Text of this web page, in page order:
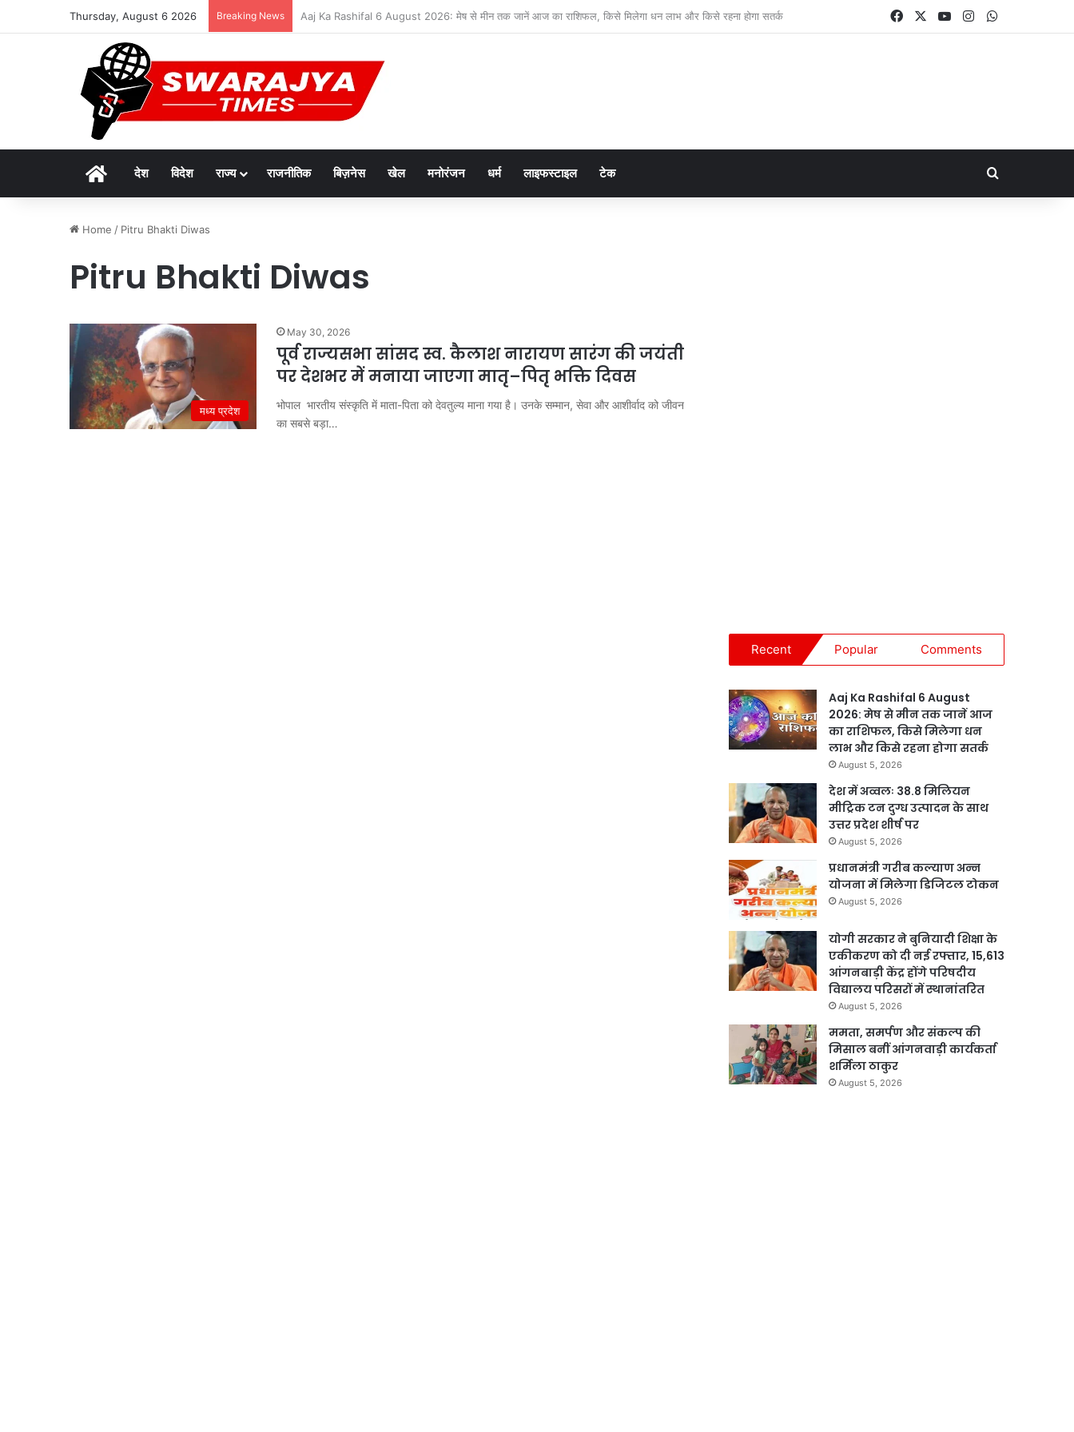
Thursday, August 6 2026 Breaking News देश में अव्वलः 38.8 मिलियन मीट्रिक टन दुग्ध उत्पादन के साथ उत्तर प्रदेश शीर्ष पर FacebookYouTubeInstagram
Homeदेश विदेश राज्य राजनीतिक बिज़नेस खेल मनोरंजन धर्म लाइफस्टाइल टेक Search for
Home / Pitru Bhakti Diwas
Pitru Bhakti Diwas
मध्य प्रदेश
May 30, 2026
पूर्व राज्यसभा सांसद स्व. कैलाश नारायण सारंग की जयंती
पर देशभर में मनाया जाएगा मातृ–पितृ भक्ति दिवस
भोपाल भारतीय संस्कृति में माता-पिता को देवतुल्य माना गया है। उनके सम्मान, सेवा और आशीर्वाद को जीवन
का सबसे बड़ा…
Recent Popular Comments
Aaj Ka Rashifal 6 August
2026: मेष से मीन तक जानें आज
का राशिफल, किसे मिलेगा धन
लाभ और किसे रहना होगा सतर्क
August 5, 2026
देश में अव्वलः 38.8 मिलियन
मीट्रिक टन दुग्ध उत्पादन के साथ
उत्तर प्रदेश शीर्ष पर
August 5, 2026
प्रधानमंत्री गरीब कल्याण अन्न
योजना में मिलेगा डिजिटल टोकन
August 5, 2026
योगी सरकार ने बुनियादी शिक्षा के
एकीकरण को दी नई रफ्तार, 15,613
आंगनबाड़ी केंद्र होंगे परिषदीय
विद्यालय परिसरों में स्थानांतरित
August 5, 2026
ममता, समर्पण और संकल्प की
मिसाल बनीं आंगनवाड़ी कार्यकर्ता
शर्मिला ठाकुर
August 5, 2026